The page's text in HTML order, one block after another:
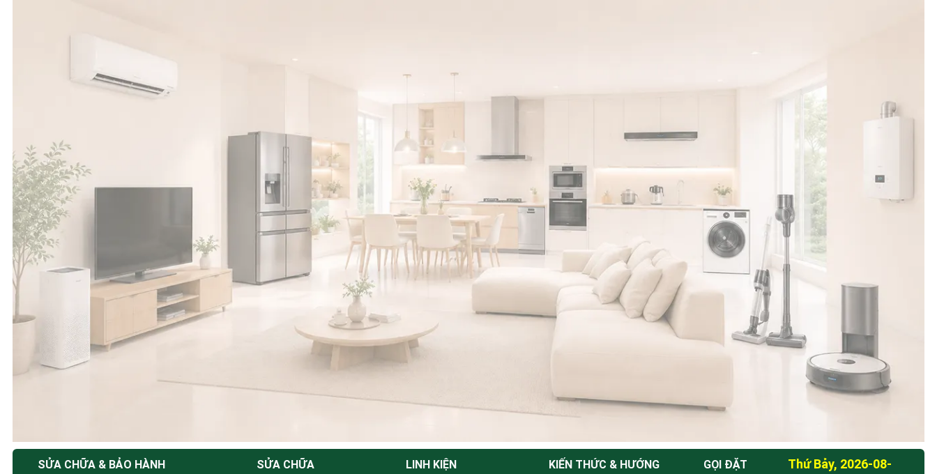
TRUNG TÂM BẢO HÀNH ĐIỆN MÁY HÀ NỘI
SỬA CHỮA & BẢO HÀNH
SỬA CHỮA
LINH KIỆN
KIẾN THỨC & HƯỚNG
GỌI ĐẶT
Thứ Bảy, 2026-08-